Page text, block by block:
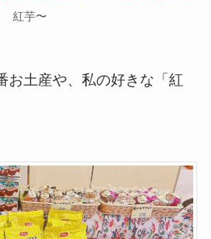
紅芋〜
お土産や、私の好きな「紅